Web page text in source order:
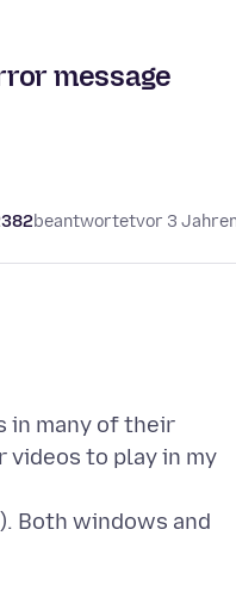
message
beantwortetvor 3
in many of their
to play in my
Both windows and